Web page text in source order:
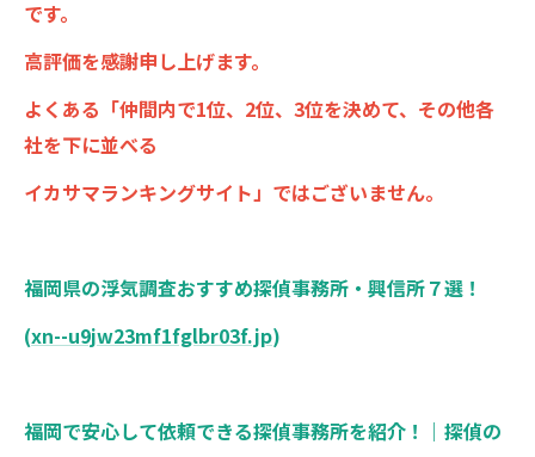
です。
高評価を感謝申し上げます。
よくある「仲間内で1位、2位、3位を決めて、その他各
社を下に並べる
イカサマランキングサイト」ではございません。
福岡県の浮気調査おすすめ探偵事務所・興信所７選！
(xn--u9jw23mf1fglbr03f.jp)
福岡で安心して依頼できる探偵事務所を紹介！｜探偵の